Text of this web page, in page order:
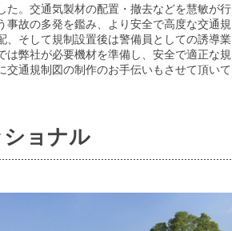
た。交通気製材の配置・撤去などを慧敏が行
故の多発を鑑み、より安全で高度な交通規
そして規制設置後は警備員としての誘導業
弊社が必要機材を準備し、安全で適正な規
通規制図の制作のお手伝いもさせて頂いて
ョナル